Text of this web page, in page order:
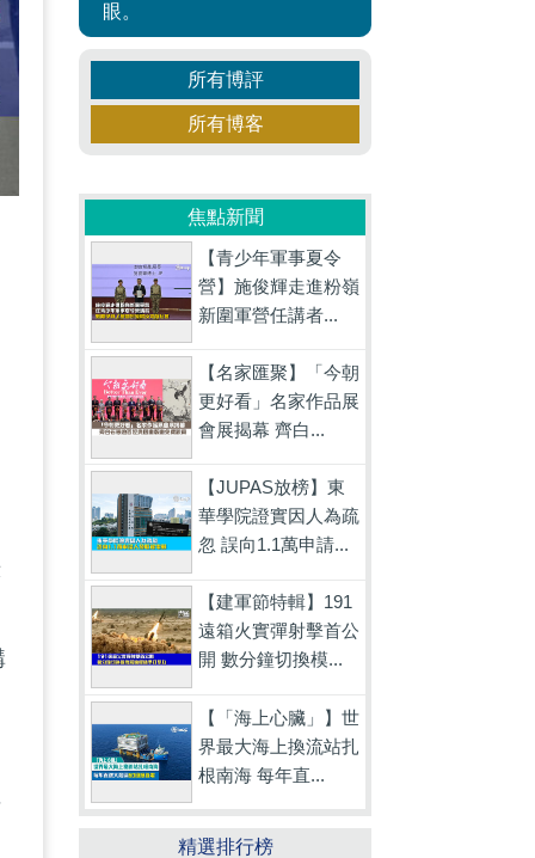
眼。
所有博評
所有博客
焦點新聞
【青少年軍事夏令
營】施俊輝走進粉嶺
新圍軍營任講者...
【名家匯聚】「今朝
更好看」名家作品展
會展揭幕 齊白...
【JUPAS放榜】東
華學院證實因人為疏
忽 誤向1.1萬申請...
【建軍節特輯】191
遠箱火實彈射擊首公
開 數分鐘切換模...
【「海上心臟」】世
界最大海上換流站扎
根南海 每年直...
精選排行榜